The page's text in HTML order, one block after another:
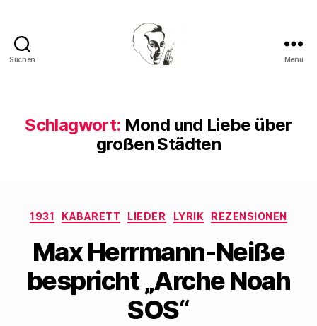
Suchen Menü
Schlagwort: Mond und Liebe über
großen Städten
Kategorien
1931 KABARETT LIEDER LYRIK REZENSIONEN
Max Herrmann-Neiße
bespricht „Arche Noah
SOS“